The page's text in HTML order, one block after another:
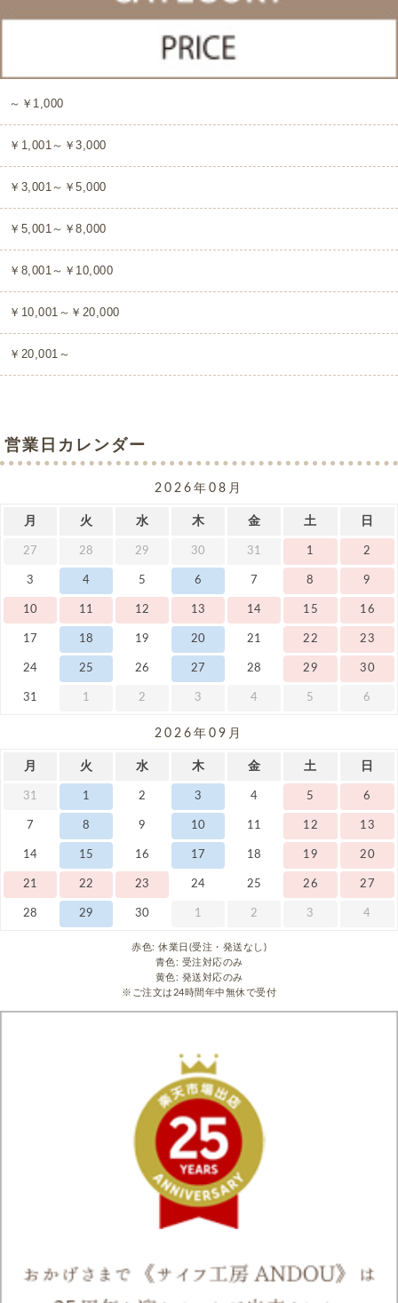
～￥1,000
￥1,001～￥3,000
￥3,001～￥5,000
￥5,001～￥8,000
￥8,001～￥10,000
￥10,001～￥20,000
￥20,001～
営業日カレンダー
2026年08月
月 火 水 木 金 土 日
27 28 29 30 31 1 2
3 4 5 6 7 8 9
10 11 12 13 14 15 16
17 18 19 20 21 22 23
24 25 26 27 28 29 30
31 1 2 3 4 5 6
2026年09月
月 火 水 木 金 土 日
31 1 2 3 4 5 6
7 8 9 10 11 12 13
14 15 16 17 18 19 20
21 22 23 24 25 26 27
28 29 30 1 2 3 4
赤色: 休業日(受注・発送なし)
青色: 受注対応のみ
黄色: 発送対応のみ
※ご注文は24時間年中無休で受付